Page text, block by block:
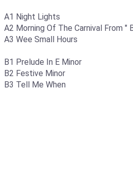
A1 Night Lights
A2 Morning Of The Carnival From "
A3 Wee Small Hours
B1 Prelude In E Minor
B2 Festive Minor
B3 Tell Me When